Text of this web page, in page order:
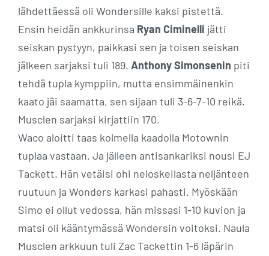
lähdettäessä oli Wondersille kaksi pistettä.
Ensin heidän ankkurinsa Ryan Ciminelli jätti
seiskan pystyyn, paikkasi sen ja toisen seiskan
jälkeen sarjaksi tuli 189. Anthony Simonsenin piti
tehdä tupla kymppiin, mutta ensimmäinenkin
kaato jäi saamatta, sen sijaan tuli 3-6-7-10 reikä.
Musclen sarjaksi kirjattiin 170.
Waco aloitti taas kolmella kaadolla Motownin
tuplaa vastaan. Ja jälleen antisankariksi nousi EJ
Tackett. Hän vetäisi ohi neloskeilasta neljänteen
ruutuun ja Wonders karkasi pahasti. Myöskään
Simo ei ollut vedossa, hän missasi 1-10 kuvion ja
matsi oli kääntymässä Wondersin voitoksi. Naula
Musclen arkkuun tuli Zac Tackettin 1-6 läpärin